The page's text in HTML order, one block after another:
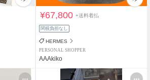
¥67,800+送料着払
関税負担なし
HERMES
PERSONAL SHOPPER
AAAkiko